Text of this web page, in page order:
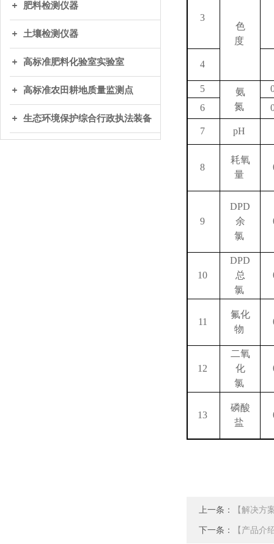
肥料检测仪器
土壤检测仪器
高标准肥料化验室实验室
高标准农田耕地质量监测点
生态环境保护综合行政执法装备
3
色
度
4
5
氨
氮
6
7 pH
8
耗氧
量
9
DPD
余
氯
10
DPD
总
氯
11
氟化
物
12
二氧
化
氯
13
磷酸
盐
上一条： 【解决方
下一条： 【产品介